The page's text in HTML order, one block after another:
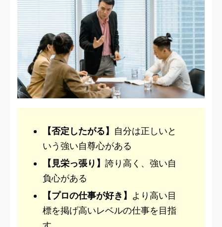
【否定したがる】 自分は正しいと
いう強い自尊心がある
【見栄っ張り】 誇り高く、強い自
負心がある
【プロの仕事が好き】 より高い目
標を掲げ高いレベルの仕事を目指